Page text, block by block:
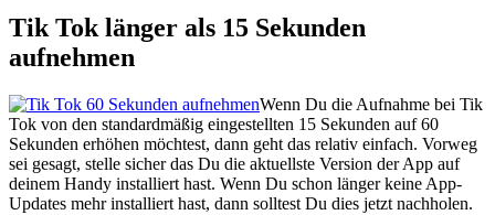
Tik Tok länger als 15 Sekunden
aufnehmen
Wenn Du die Aufnahme bei Tik
Tok von den standardmäßig eingestellten 15 Sekunden auf 60
Sekunden erhöhen möchtest, dann geht das relativ einfach. Vorweg
sei gesagt, stelle sicher das Du die aktuellste Version der App auf
deinem Handy installiert hast. Wenn Du schon länger keine App-
Updates mehr installiert hast, dann solltest Du dies jetzt nachholen.